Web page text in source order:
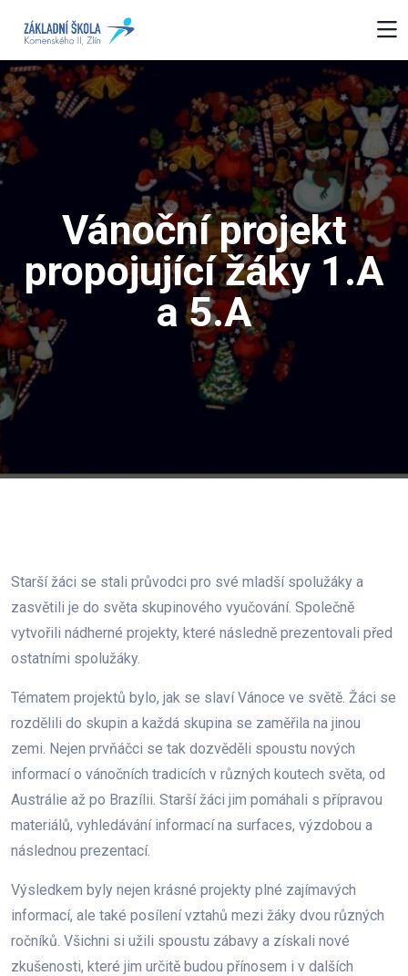
Vánoční projekt
propojující žáky 1.A
a 5.A
Starší žáci se stali průvodci pro své mladší spolužáky a
zasvětili je do světa skupinového vyučování. Společně
vytvořili nádherné projekty, které následně prezentovali před
ostatními spolužáky.
Tématem projektů bylo, jak se slaví Vánoce ve světě. Žáci se
rozdělili do skupin a každá skupina se zaměřila na jinou
zemi. Nejen prvňáčci se tak dozvěděli spoustu nových
informací o vánočních tradicích v různých koutech světa, od
Austrálie až po Brazílii. Starší žáci jim pomáhali s přípravou
materiálů, vyhledávání informací na surfaces, výzdobou a
následnou prezentací.
Výsledkem byly nejen krásné projekty plné zajímavých
informací, ale také posílení vztahů mezi žáky dvou různých
ročníků. Všichni si užili spoustu zábavy a získali nové
zkušenosti, které jim určitě budou přínosem i v dalších